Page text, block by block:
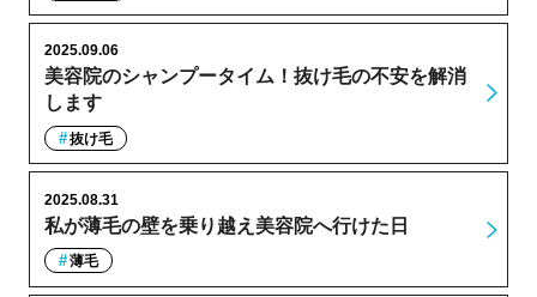
美容院のシャンプータイム！抜け毛の不安を解消
します
2025.09.06
抜け毛
私が薄毛の壁を乗り越え美容院へ行けた日
2025.08.31
薄毛